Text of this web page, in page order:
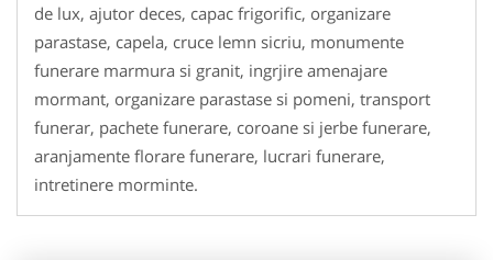
de lux, ajutor deces, capac frigorific, organizare
parastase, capela, cruce lemn sicriu, monumente
funerare marmura si granit, ingrjire amenajare
mormant, organizare parastase si pomeni, transport
funerar, pachete funerare, coroane si jerbe funerare,
aranjamente florare funerare, lucrari funerare,
intretinere morminte.